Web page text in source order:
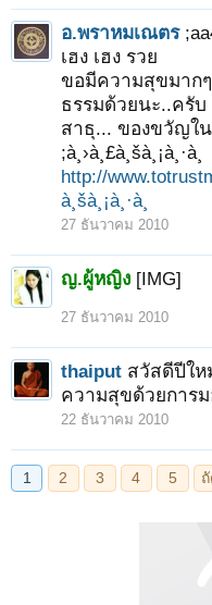
อ.พราหมเณตร
เฮง เฮง รวย
ขอมีความสุขมากๆ
ธรรมด้วยนะ..ครับ
สาธุ... ของขวัญใ
;à¸›à¸£à¸šà¸¡à¸·à¸­
http://
à¸šà¸¡à¸·à¸­
27 ธันวาคม 2010
ญ.ผู้หญิง [IMG]
27 ธันวาคม 2010
thaiput สวัสดีปีให
ความสุขด้วยการ
22 ธันวาคม 2010